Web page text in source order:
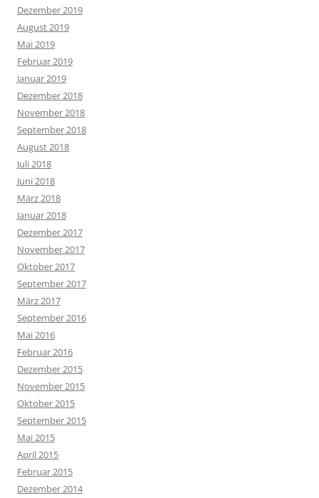
Dezember 2019
August 2019
Mai 2019
Februar 2019
Januar 2019
Dezember 2018
November 2018
September 2018
August 2018
Juli 2018
Juni 2018
März 2018
Januar 2018
Dezember 2017
November 2017
Oktober 2017
September 2017
März 2017
September 2016
Mai 2016
Februar 2016
Dezember 2015
November 2015
Oktober 2015
September 2015
Mai 2015
April 2015
Februar 2015
Dezember 2014